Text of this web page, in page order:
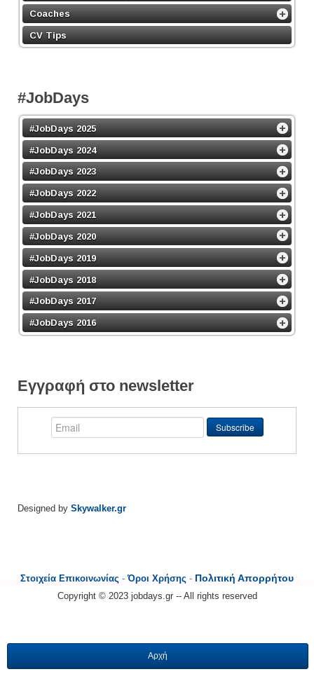
Coaches
CV Tips
#JobDays
#JobDays 2025
#JobDays 2024
#JobDays 2023
#JobDays 2022
#JobDays 2021
#JobDays 2020
#JobDays 2019
#JobDays 2018
#JobDays 2017
#JobDays 2016
Εγγραφή στο newsletter
Designed by Skywalker.gr
Στοιχεία Επικοινωνίας -Όροι Χρήσης - Πολιτική Απορρήτου
Copyright © 2023 jobdays.gr -- All rights reserved
Αρχή